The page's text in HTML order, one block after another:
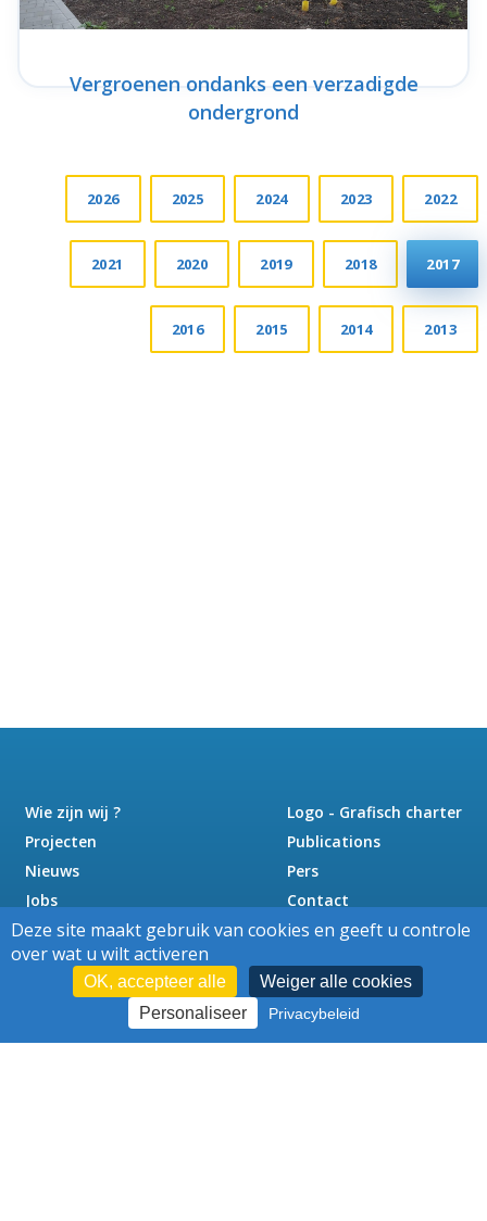
Vergroenen ondanks een verzadigde
ondergrond
2026 2025 2024 2023 2022
2021 2020 2019 2018 2017
2016 2015 2014 2013
Wie zijn wij ?
Projecten
Nieuws
Jobs
Logo - Grafisch charter
Publications
Pers
Contact
Deze site maakt gebruik van cookies en geeft u controle
over wat u wilt activeren
OK, accepteer alle
Weiger alle cookies
Personaliseer
Privacybeleid